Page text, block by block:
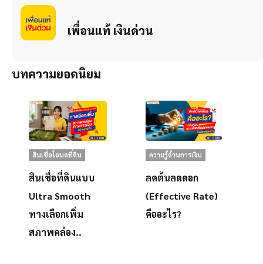
เพื่อนแท้ เงินด่วน
บทความยอดนิยม
สินเชื่อโฉนดที่ดิน
สินเชื่อที่ดินแบบ
Ultra Smooth
ทางเลือกเพิ่ม
สภาพคล่อง..
ความรู้ด้านการเงิน
ลดต้นลดดอก
(Effective Rate)
คืออะไร?